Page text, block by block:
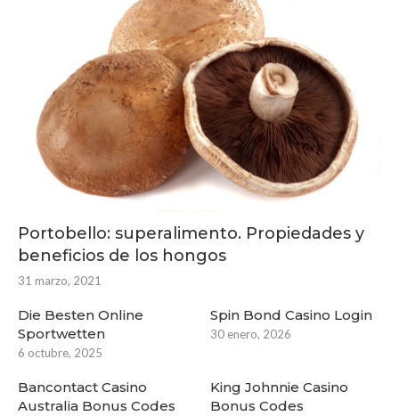
Portobello: superalimento. Propiedades y
beneficios de los hongos
31 marzo, 2021
Die Besten Online
Sportwetten
6 octubre, 2025
Spin Bond Casino Login
30 enero, 2026
Bancontact Casino
Australia Bonus Codes
King Johnnie Casino
Bonus Codes